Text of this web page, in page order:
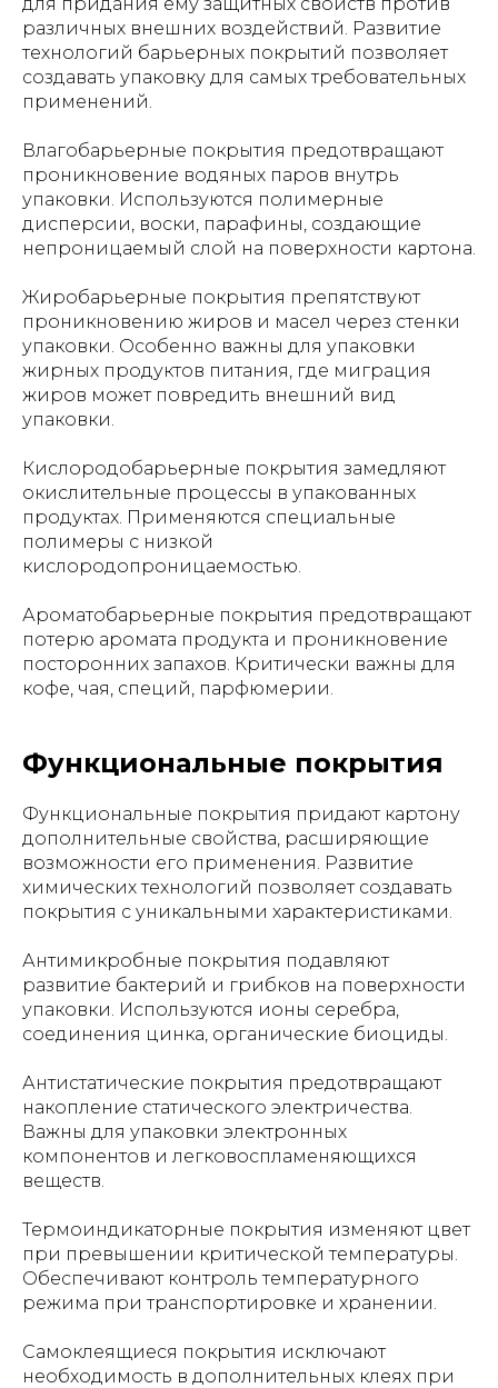
различных внешних воздействий. Развитие
технологий барьерных покрытий позволяет
создавать упаковку для самых требовательных
применений.
Влагобарьерные покрытия предотвращают
проникновение водяных паров внутрь
упаковки. Используются полимерные
дисперсии, воски, парафины, создающие
непроницаемый слой на поверхности картона.
Жиробарьерные покрытия препятствуют
проникновению жиров и масел через стенки
упаковки. Особенно важны для упаковки
жирных продуктов питания, где миграция
жиров может повредить внешний вид
упаковки.
Кислородобарьерные покрытия замедляют
окислительные процессы в упакованных
продуктах. Применяются специальные
полимеры с низкой
кислородопроницаемостью.
Ароматобарьерные покрытия предотвращают
потерю аромата продукта и проникновение
посторонних запахов. Критически важны для
кофе, чая, специй, парфюмерии.
Функциональные покрытия
Функциональные покрытия придают картону
дополнительные свойства, расширяющие
возможности его применения. Развитие
химических технологий позволяет создавать
покрытия с уникальными характеристиками.
Антимикробные покрытия подавляют
развитие бактерий и грибков на поверхности
упаковки. Используются ионы серебра,
соединения цинка, органические биоциды.
Антистатические покрытия предотвращают
накопление статического электричества.
Важны для упаковки электронных
компонентов и легковоспламеняющихся
веществ.
Термоиндикаторные покрытия изменяют цвет
при превышении критической температуры.
Обеспечивают контроль температурного
режима при транспортировке и хранении.
Самоклеящиеся покрытия исключают
необходимость в дополнительных клеях при